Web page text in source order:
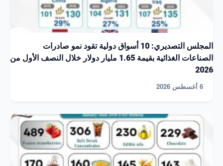
المجلس التصديري: 10 أسواق دولية تقود نمو صادرات
الصناعات الغذائية بقيمة 1.65 مليار دولار خلال النصف الأول من
2026
6 أغسطس 2026